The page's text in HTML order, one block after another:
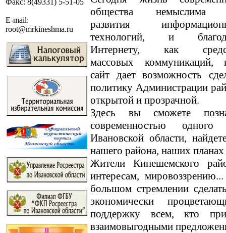
Факс: 8(49331) 5-51-05
E-mail:
root@mrkineshma.ru
общества немыслима
развития
технологий, и
Интернету, как
массовых коммуникаций,
сайт дает возможность
политику Администрации
открытой и прозрачной.
Здесь вы сможете
современностью
Ивановской области,
нашего района, наших
Жители Кинешемского
интересам,
большом стремлении
экономически
поддержку всем, кто
взаимовыгодными